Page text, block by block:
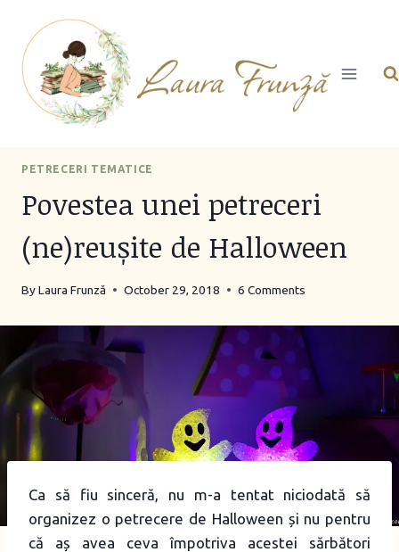
content
PETRECERI TEMATICE
Povestea unei petreceri
(ne)reușite de Halloween
ByLaura Frunză October 29, 2018 6 Comments
Ca să fiu sinceră, nu m-a tentat niciodată să
organizez o petrecere de Halloween și nu pentru
că aș avea ceva împotriva acestei sărbători